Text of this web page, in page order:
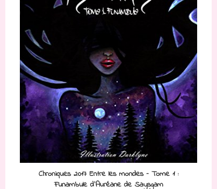
Chroniques 2017 Entre les mondes – Tome 1 :
Funambule d’Auréane de Saysgam